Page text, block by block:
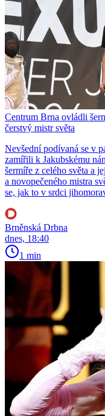
Centrum Brna ovládli
čerstvý mistr světa
Nevšední podívaná se v
zamířili k Jakubskému
šermíře z celého světa a
a novopečeného mistra
se, jak to v srdci
Brněnská Drbna
dnes, 18:40
1 min